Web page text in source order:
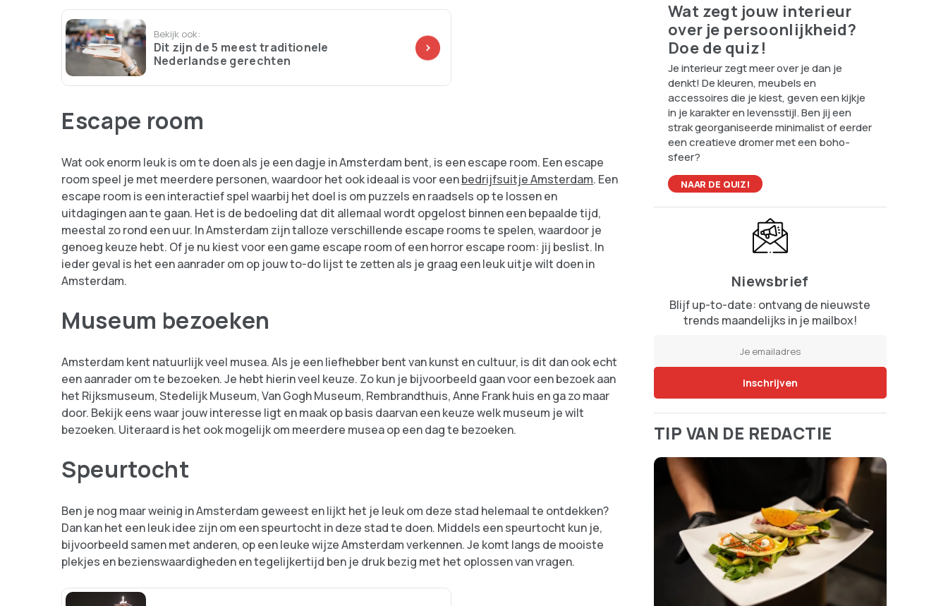
Bekijk ook:
Dit zijn de 5 meest traditionele
Nederlandse gerechten
Escape room
Wat ook enorm leuk is om te doen als je een dagje in Amsterdam bent, is een escape room. Een escape
room speel je met meerdere personen, waardoor het ook ideaal is voor eenbedrijfsuitje Amsterdam. Een
escape room is een interactief spel waarbij het doel is om puzzels en raadsels op te lossen en
uitdagingen aan te gaan. Het is de bedoeling dat dit allemaal wordt opgelost binnen een bepaalde tijd,
meestal zo rond een uur. In Amsterdam zijn talloze verschillende escape rooms te spelen, waardoor je
genoeg keuze hebt. Of je nu kiest voor een game escape room of een horror escape room: jij beslist. In
ieder geval is het een aanrader om op jouw to-do lijst te zetten als je graag een leuk uitje wilt doen in
Amsterdam.
Museum bezoeken
Amsterdam kent natuurlijk veel musea. Als je een liefhebber bent van kunst en cultuur, is dit dan ook echt
een aanrader om te bezoeken. Je hebt hierin veel keuze. Zo kun je bijvoorbeeld gaan voor een bezoek aan
het Rijksmuseum, Stedelijk Museum, Van Gogh Museum, Rembrandthuis, Anne Frank huis en ga zo maar
door. Bekijk eens waar jouw interesse ligt en maak op basis daarvan een keuze welk museum je wilt
bezoeken. Uiteraard is het ook mogelijk om meerdere musea op een dag te bezoeken.
Speurtocht
Ben je nog maar weinig in Amsterdam geweest en lijkt het je leuk om deze stad helemaal te ontdekken?
Dan kan het een leuk idee zijn om een speurtocht in deze stad te doen. Middels een speurtocht kun je,
bijvoorbeeld samen met anderen, op een leuke wijze Amsterdam verkennen. Je komt langs de mooiste
plekjes en bezienswaardigheden en tegelijkertijd ben je druk bezig met het oplossen van vragen.
Wat zegt jouw interieur
over je persoonlijkheid?
Doe de quiz!
Je interieur zegt meer over je dan je
denkt! De kleuren, meubels en
accessoires die je kiest, geven een kijkje
in je karakter en levensstijl. Ben jij een
strak georganiseerde minimalist of eerder
een creatieve dromer met een boho-
sfeer?
NAAR DE QUIZ!
Niewsbrief
Blijf up-to-date: ontvang de nieuwste
trends maandelijks in je mailbox!
TIP VAN DE REDACTIE